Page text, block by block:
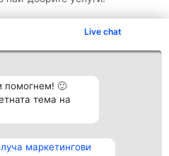
Live chat
помогнем! 🙂
тема на
маркетингови
Контакти